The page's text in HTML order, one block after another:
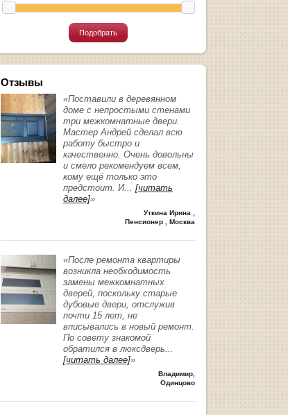
Подобрать
Отзывы
«Поставили в деревянном
доме с непростыми стенами
три межкомнатные двери.
Мастер Андрей сделал всю
работу быстро и
качественно. Очень довольны
и смело рекомендуем всем,
кому ещё только это
предстоит. И... [читать
далее]»
Уткина Ирина ,
Пенсионер , Москва
«После ремонта квартиры
возникла необходимость
замены межкомнатных
дверей, поскольку старые
дубовые двери, отслужив
почти 15 лет, не
вписывались в новый ремонт.
По совету знакомой
обратился в люксдверь...
[читать далее]»
Владимир,
Одинцово